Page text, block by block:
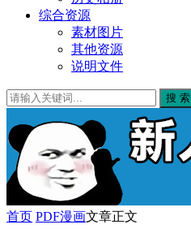
综合资源
素材图片
其他资源
说明文件
搜 索
首页 PDF漫画文章正文